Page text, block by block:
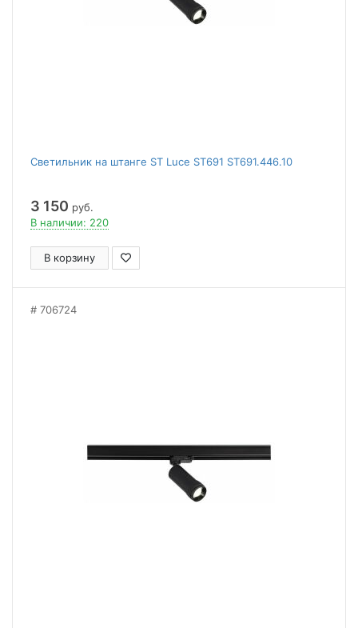
Светильник на штанге ST Luce ST691 ST691.446.10
3 150 руб.
В наличии: 220
В корзину
706724